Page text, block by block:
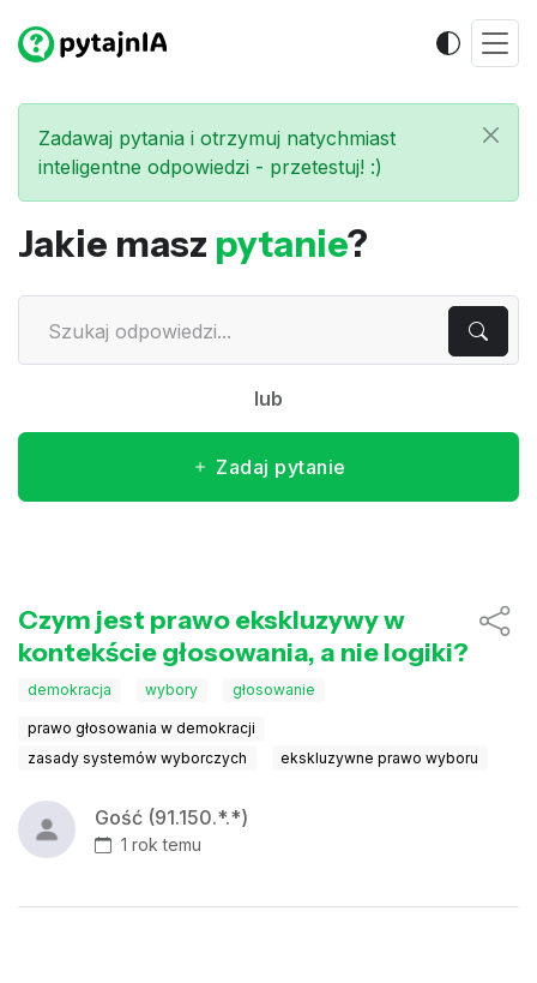
Zadawaj pytania i otrzymuj natychmiast
inteligentne odpowiedzi - przetestuj! :)
Jakie masz pytanie?
lub
Zadaj pytanie
Czym jest prawo ekskluzywy w
kontekście głosowania, a nie logiki?
demokracja wybory głosowanie
prawo głosowania w demokracji
zasady systemów wyborczych
ekskluzywne prawo wyboru
Gość (91.150.*.*)
1 rok temu